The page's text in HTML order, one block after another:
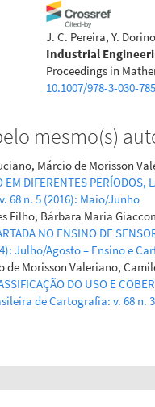
J. C. Pereira, Y. Dorino
Industrial
Proceedings in
10.1007/978-3-030-
mesmo(s)
Márcio de Morisson
EM DIFERENTES PERÍODOS,
68 n. 5 (2016): Maio/Junho
Filho, Bárbara Maria
NO ENSINO DE
Julho/Agosto – Ensino e
de Morisson Valeriano,
DO USO E
de Cartografia: v. 68 n.